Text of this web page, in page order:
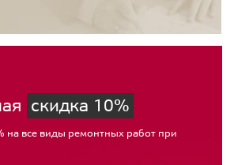
скидка 10%
на все виды ремонтных работ при